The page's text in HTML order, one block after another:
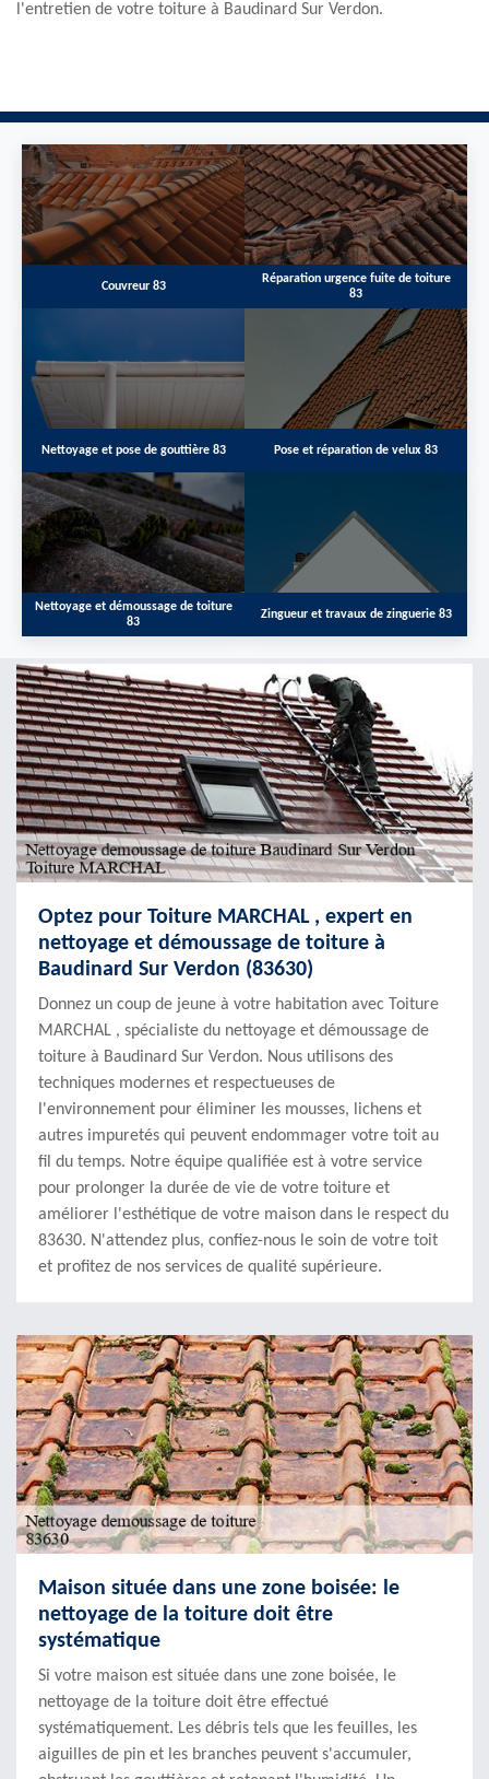
l'entretien de votre toiture à Baudinard Sur Verdon.
Couvreur 83
Réparation urgence fuite de toiture
83
Nettoyage et pose de gouttière 83 Pose et réparation de velux 83
Nettoyage et démoussage de toiture
83
Zingueur et travaux de zinguerie 83
Optez pour Toiture MARCHAL , expert en
nettoyage et démoussage de toiture à
Baudinard Sur Verdon (83630)
Donnez un coup de jeune à votre habitation avec Toiture
MARCHAL , spécialiste du nettoyage et démoussage de
toiture à Baudinard Sur Verdon. Nous utilisons des
techniques modernes et respectueuses de
l'environnement pour éliminer les mousses, lichens et
autres impuretés qui peuvent endommager votre toit au
fil du temps. Notre équipe qualifiée est à votre service
pour prolonger la durée de vie de votre toiture et
améliorer l'esthétique de votre maison dans le respect du
83630. N'attendez plus, confiez-nous le soin de votre toit
et profitez de nos services de qualité supérieure.
Maison située dans une zone boisée: le
nettoyage de la toiture doit être
systématique
Si votre maison est située dans une zone boisée, le
nettoyage de la toiture doit être effectué
systématiquement. Les débris tels que les feuilles, les
aiguilles de pin et les branches peuvent s'accumuler,